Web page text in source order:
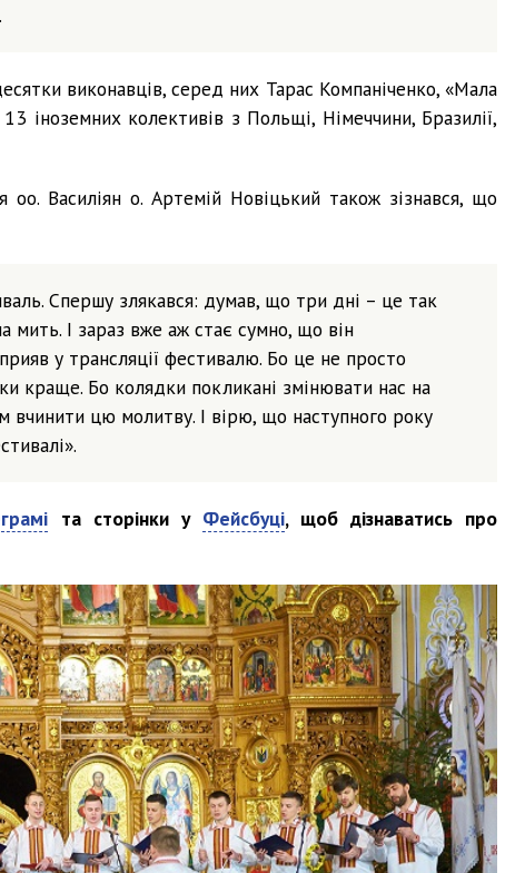
виконавців, серед них Тарас Компаніченко, «Мала
іноземних колективів з Польщі, Німеччини, Бразилії,
Василіян о. Артемій Новіцький також зізнався, що
Спершу злякався: думав, що три дні – це так
мить. І зараз вже аж стає сумно, що він
у трансляції фестивалю. Бо це не просто
краще. Бо колядки покликані змінювати нас на
цю молитву. І вірю, що наступного року
та сторінки у Фейсбуці, щоб дізнаватись про